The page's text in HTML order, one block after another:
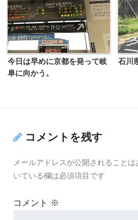
今日は早めに京都を発って岐
阜に向かう。
石川
コメントを残す
メールアドレスが公開されることは
いている欄は必須項目です
コメント ※